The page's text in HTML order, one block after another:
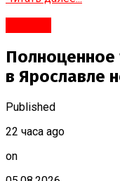
Полноценное
в Ярославле
Published
22 часа ago
on